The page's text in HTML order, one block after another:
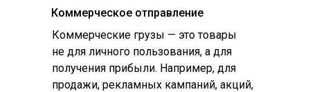
Коммерческое отправление
Коммерческие грузы — это товары
не для личного пользования, а для
получения прибыли. Например, для
продажи, рекламных кампаний, акций,